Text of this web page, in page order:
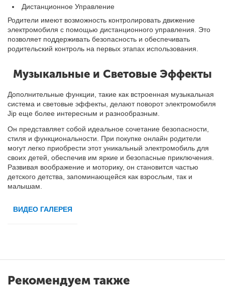
Дистанционное Управление
Родители имеют возможность контролировать движение
электромобиля с помощью дистанционного управления. Это
позволяет поддерживать безопасность и обеспечивать
родительский контроль на первых этапах использования.
Музыкальные и Световые Эффекты
Дополнительные функции, такие как встроенная музыкальная
система и световые эффекты, делают поворот электромобиля
Jip еще более интересным и разнообразным.
Он представляет собой идеальное сочетание безопасности,
стиля и функциональности. При покупке онлайн родители
могут легко приобрести этот уникальный электромобиль для
своих детей, обеспечив им яркие и безопасные приключения.
Развивая воображение и моторику, он становится частью
детского детства, запоминающейся как взрослым, так и
малышам.
ВИДЕО ГАЛЕРЕЯ
Рекомендуем также